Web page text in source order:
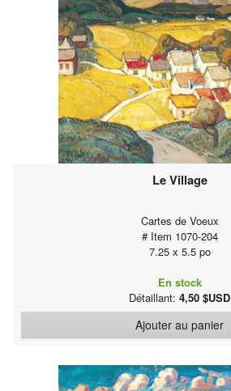
Le Village
Cartes de Voeux
# Item 1070-204
7.25 x 5.5 po
En stock
Détaillant: 4,50 $USD
Ajouter au panier